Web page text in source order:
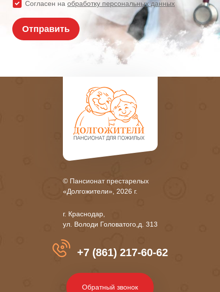
© Пансионат престарелых
«Долгожители», 2026 г.
г. Краснодар,
ул. Володи Головатого,д. 313
+7 (861) 217-60-62
Обратный звонок